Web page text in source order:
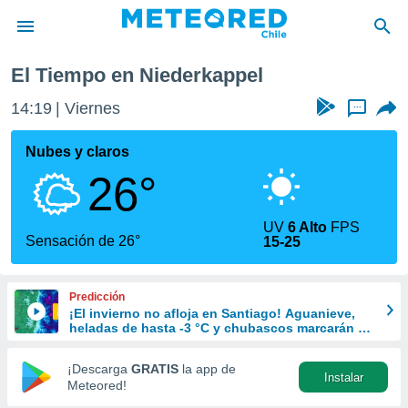
de
por
que se
calidad.
a este
las
y
forma
digital
basada
El Tiempo en Niederkappel
14:19 Viernes ...
Nubes y claros
26°
Sensación de 26°
UV6 Alto FPS
15-25
Predicción
¡El invierno no afloja en Santiago! Aguanieve,
heladas de hasta -3 °C y chubascos marcarán el
¡Descarga GRATIS la app de
Meteored!
Instalar